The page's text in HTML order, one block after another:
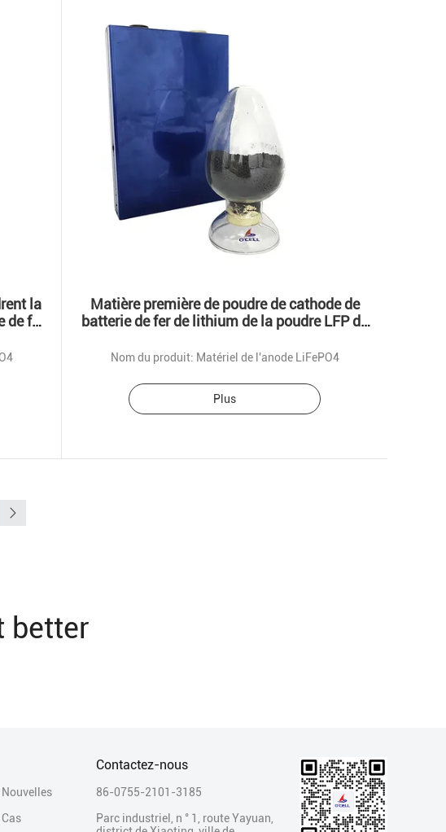
la
de fer
Matière première de poudre de cathode de
batterie de fer de lithium de la poudre LFP de
Nom du produit: Matériel de l'anode LiFePO4
Plus
better
Nouvelles
Cas
Contactez-nous
86-0755-2101-3185
Parc industriel, n ° 1, route Yayuan,